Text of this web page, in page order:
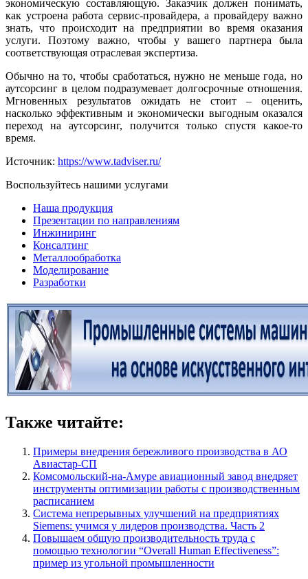
экономическую составляющую. Заказчик должен понимать,
как устроена работа сервис-провайдера, а провайдеру важно
знать, что происходит на предприятии во время оказания
услуги. Поэтому важно, чтобы у вашего партнера была
соответствующая отраслевая экспертиза.
Обычно на то, чтобы сработаться, нужно не меньше года, но
аутсорсинг в целом подразумевает долгосрочные отношения.
Мгновенных результатов ожидать не стоит – оценить,
насколько эффективным и экономически выгодным оказался
переход на аутсорсинг, получится только спустя какое-то
время.
Источник: https://www.tadviser.ru/
Воспользуйтесь нашими услугами
Наша продукция
Презентации по направлениям
Инжиниринг
Консалтинг
Металлообработка
Моделирование
Разработки
Также читайте:
Примеры внедрения бережливого производства в АО
Авиастар-СП
Комсомольский-на-Амуре авиационный завод внедряет
инструменты оптимизации работы с производственным
расписанием
Система непрерывных улучшений на предприятиях
Siemens: учимся у лидеров производства. Часть 2
Повышаем общую производительность труда с
помощью технологии “Overall Human Effectiveness”:
пример из угольной промышленности